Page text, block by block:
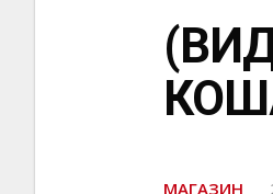
МАГАЗИН